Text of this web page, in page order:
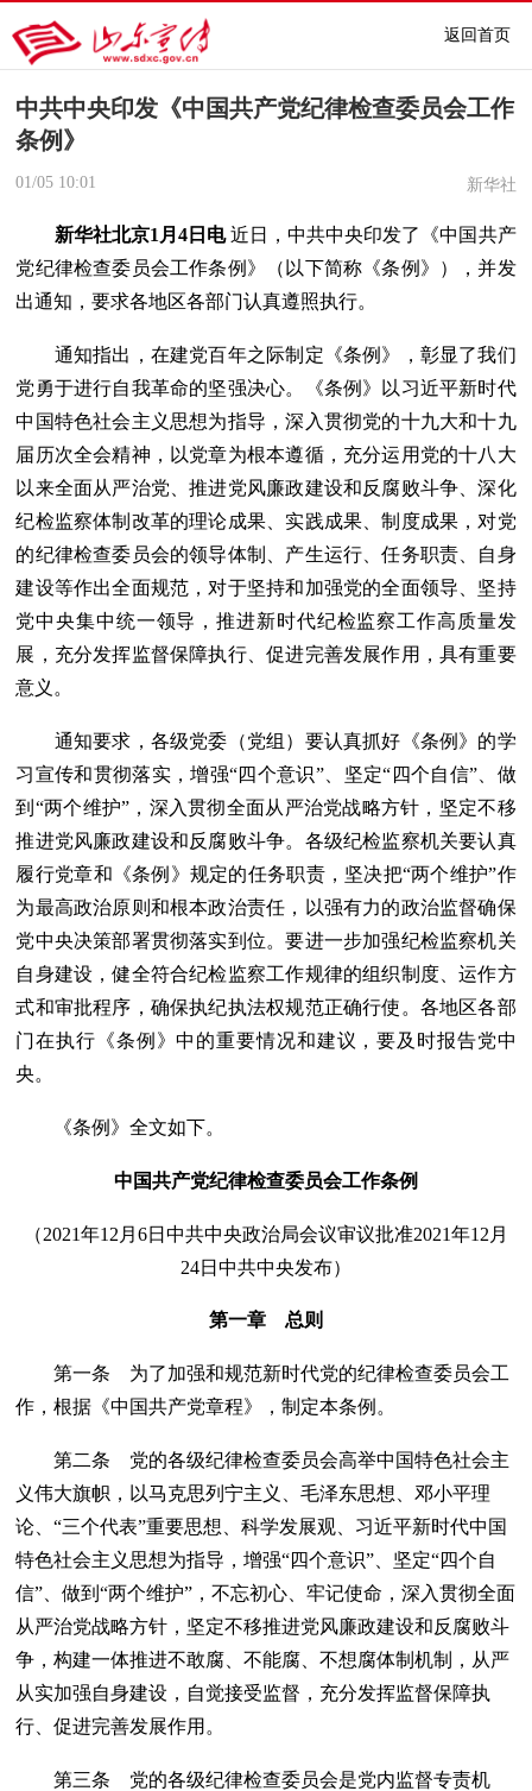
返回首页
中共中央印发《中国共产党纪律检查委员会工作
条例》
01/05 10:01 新华社
新华社北京1月4日电近日，中共中央印发了《中国共产
党纪律检查委员会工作条例》（以下简称《条例》），并发
出通知，要求各地区各部门认真遵照执行。
通知指出，在建党百年之际制定《条例》，彰显了我们
党勇于进行自我革命的坚强决心。《条例》以习近平新时代
中国特色社会主义思想为指导，深入贯彻党的十九大和十九
届历次全会精神，以党章为根本遵循，充分运用党的十八大
以来全面从严治党、推进党风廉政建设和反腐败斗争、深化
纪检监察体制改革的理论成果、实践成果、制度成果，对党
的纪律检查委员会的领导体制、产生运行、任务职责、自身
建设等作出全面规范，对于坚持和加强党的全面领导、坚持
党中央集中统一领导，推进新时代纪检监察工作高质量发
展，充分发挥监督保障执行、促进完善发展作用，具有重要
意义。
通知要求，各级党委（党组）要认真抓好《条例》的学
习宣传和贯彻落实，增强“四个意识”、坚定“四个自信”、做
到“两个维护”，深入贯彻全面从严治党战略方针，坚定不移
推进党风廉政建设和反腐败斗争。各级纪检监察机关要认真
履行党章和《条例》规定的任务职责，坚决把“两个维护”作
为最高政治原则和根本政治责任，以强有力的政治监督确保
党中央决策部署贯彻落实到位。要进一步加强纪检监察机关
自身建设，健全符合纪检监察工作规律的组织制度、运作方
式和审批程序，确保执纪执法权规范正确行使。各地区各部
门在执行《条例》中的重要情况和建议，要及时报告党中
央。
《条例》全文如下。
中国共产党纪律检查委员会工作条例
（2021年12月6日中共中央政治局会议审议批准2021年12月
24日中共中央发布）
第一章 总则
第一条 为了加强和规范新时代党的纪律检查委员会工
作，根据《中国共产党章程》，制定本条例。
第二条 党的各级纪律检查委员会高举中国特色社会主
义伟大旗帜，以马克思列宁主义、毛泽东思想、邓小平理
论、“三个代表”重要思想、科学发展观、习近平新时代中国
特色社会主义思想为指导，增强“四个意识”、坚定“四个自
信”、做到“两个维护”，不忘初心、牢记使命，深入贯彻全面
从严治党战略方针，坚定不移推进党风廉政建设和反腐败斗
争，构建一体推进不敢腐、不能腐、不想腐体制机制，从严
从实加强自身建设，自觉接受监督，充分发挥监督保障执
行、促进完善发展作用。
第三条 党的各级纪律检查委员会是党内监督专责机